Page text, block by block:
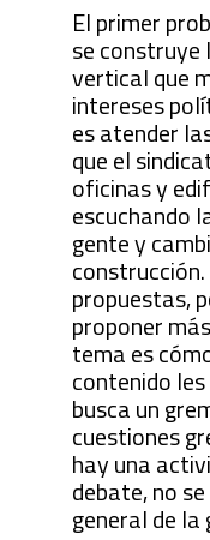
El primer
se construye
vertical que
intereses
es atender
que el
oficinas y
escuchando
gente y
propuestas,
proponer
tema es
contenido
busca un
cuestiones
hay una
debate, no
general de la